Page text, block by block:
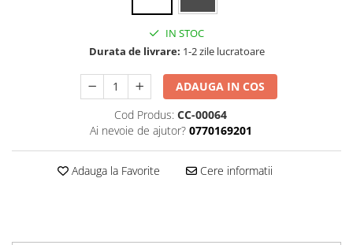
IN STOC
Durata de livrare: 1-2 zile lucratoare
ADAUGA IN COS
Cod Produs: CC-00064
Ai nevoie de ajutor? 0770169201
Adauga la Favorite Cere informatii